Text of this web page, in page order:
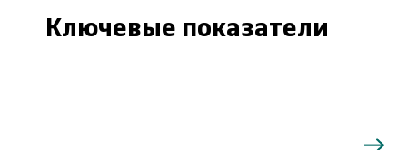
Ключевые показатели